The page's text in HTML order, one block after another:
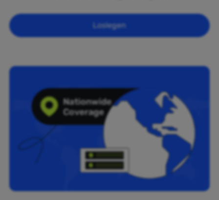
Loslegen